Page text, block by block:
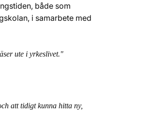
både som
i samarbete med
ute i yrkeslivet."
att tidigt kunna hitta ny,